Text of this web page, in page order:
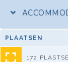
PLAATSEN
172